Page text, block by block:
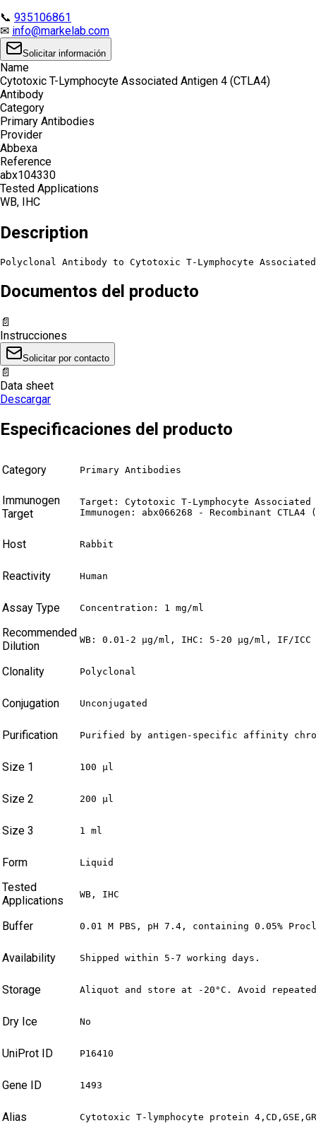
📞 935106861
✉ info@markelab.com
Solicitar información
Name
Cytotoxic T-Lymphocyte Associated Antigen 4 (CTLA4)
Antibody
Category
Primary Antibodies
Provider
Abbexa
Reference
abx104330
Tested Applications
WB, IHC
Description
Polyclonal Antibody to Cytotoxic T-Lymphocyte
Documentos del producto
📄
Instrucciones
Solicitar por contacto
📄
Data sheet
Descargar
Especificaciones del producto
Category Primary Antibodies
Immunogen
Target
Target: Cytotoxic T-Lymphocyte Associated
Immunogen: abx066268 - Recombinant
Host Rabbit
Reactivity Human
Assay Type Concentration: 1 mg/ml
Recommended
Dilution
WB: 0.01-2 µg/ml, IHC: 5-20 µg/ml, IF/
Clonality Polyclonal
Conjugation Unconjugated
Purification Purified by antigen-specific affinity
Size 1 100 µl
Size 2 200 µl
Size 3 1 ml
Form Liquid
Tested
Applications
WB, IHC
Buffer 0.01 M PBS, pH 7.4, containing 0.05%
Availability Shipped within 5-7 working days.
Storage Aliquot and store at -20°C. Avoid
Dry Ice No
UniProt ID P16410
Gene ID 1493
Alias Cytotoxic T-lymphocyte protein